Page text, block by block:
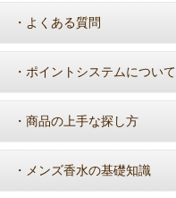
・ よくある質問
・ ポイントシステムについて
・ 商品の上手な探し方
・ メンズ香水の基礎知識